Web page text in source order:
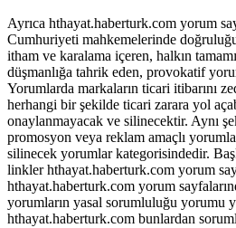
Ayrıca hthayat.haberturk.com yorum
Cumhuriyeti mahkemelerinde
itham ve karalama içeren, halkın
düşmanlığa tahrik eden, provokatif
Yorumlarda markaların ticari itibarını
herhangi bir şekilde ticari zarara yol
onaylanmayacak ve silinecektir. Aynı
promosyon veya reklam amaçlı
silinecek yorumlar kategorisindedir.
linkler hthayat.haberturk.com yorum
hthayat.haberturk.com yorum
yorumların yasal sorumluluğu yorumu
hthayat.haberturk.com bunlardan